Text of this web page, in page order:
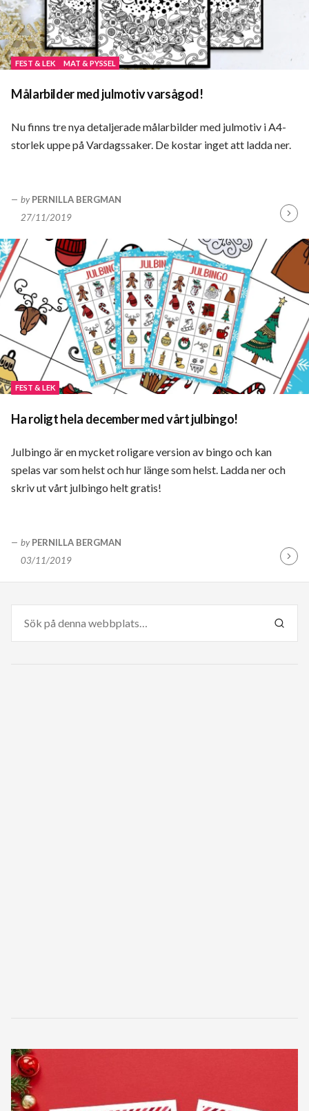
FEST & LEK MAT & PYSSEL
Målarbilder med julmotiv varsågod!
Nu finns tre nya detaljerade målarbilder med julmotiv i A4-
storlek uppe på Vardagssaker. De kostar inget att ladda ner.
by PERNILLA BERGMAN
27/11/2019
FEST & LEK
Ha roligt hela december med vårt julbingo!
Julbingo är en mycket roligare version av bingo och kan
spelas var som helst och hur länge som helst. Ladda ner och
skriv ut vårt julbingo helt gratis!
by PERNILLA BERGMAN
03/11/2019
efter:
SÖK